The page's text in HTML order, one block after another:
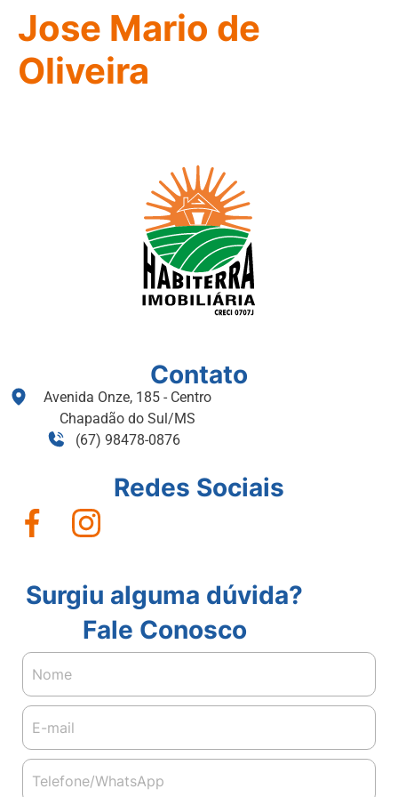
Jose Mario de
Oliveira
Contato
Avenida Onze, 185 - Centro
Chapadão do Sul/MS
(67) 98478-0876
Redes Sociais
Surgiu alguma dúvida?
Fale Conosco